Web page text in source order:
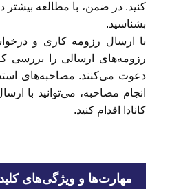
کنید. در ضمن، با مطالعه بیشتر
بشناسید.
با ارسال رزومه کاری و
رزومه‌های ارسالی را بررسی
دعوت می‌کنند. مصاحبه‌های
انجام مصاحبه، می‌توانید با
کانادا اقدام کنید.
مهارت‌ها و ویژگی‌های